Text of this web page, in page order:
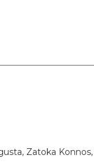
Zatoka